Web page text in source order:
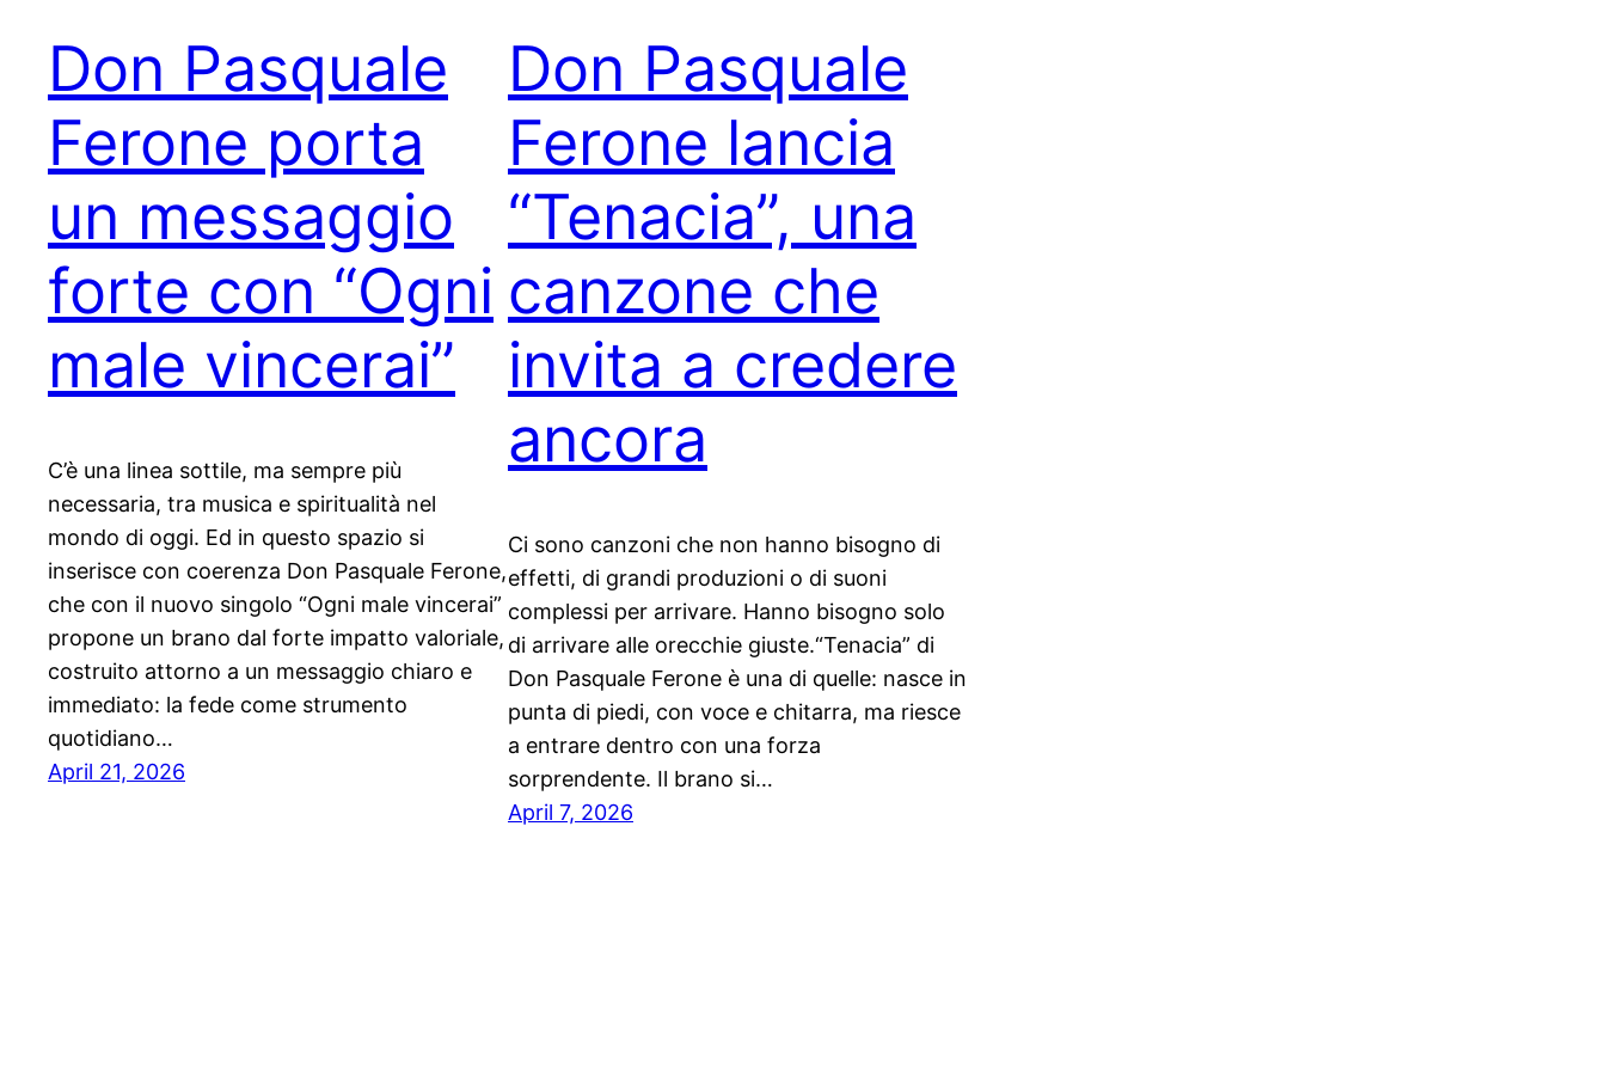
Don Pasquale
Ferone porta
un messaggio
forte con “Ogni
male vincerai”
C’è una linea sottile, ma sempre più
necessaria, tra musica e spiritualità nel
mondo di oggi. Ed in questo spazio si
inserisce con coerenza Don Pasquale Ferone,
che con il nuovo singolo “Ogni male vincerai”
propone un brano dal forte impatto valoriale,
costruito attorno a un messaggio chiaro e
immediato: la fede come strumento
quotidiano…
April 21, 2026
Don Pasquale
Ferone lancia
“Tenacia”, una
canzone che
invita a credere
ancora
Ci sono canzoni che non hanno bisogno di
effetti, di grandi produzioni o di suoni
complessi per arrivare. Hanno bisogno solo
di arrivare alle orecchie giuste.“Tenacia” di
Don Pasquale Ferone è una di quelle: nasce in
punta di piedi, con voce e chitarra, ma riesce
a entrare dentro con una forza
sorprendente. Il brano si…
April 7, 2026